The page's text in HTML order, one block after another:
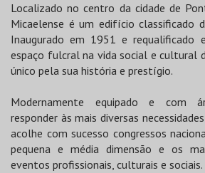
Localizado no centro da cidade de
Micaelense é um edifício classificado
Inaugurado em 1951 e requalificado
espaço fulcral na vida social e cultural
único pela sua história e prestígio.
Modernamente equipado e com
responder às mais diversas
acolhe com sucesso congressos
pequena e média dimensão e os
eventos profissionais, culturais e sociais.